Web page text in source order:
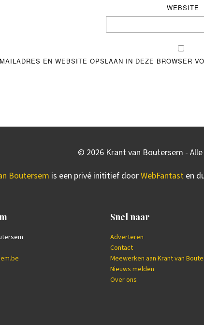
WEBSITE
EN WEBSITE OPSLAAN IN DEZE BROWSER
© 2026Krant van Boutersem -
Boutersem is een privé inititief doorWebFantast en
Snel naar
Adverteren
Contact
Meewerken aan Krant van
Nieuws melden
Over ons